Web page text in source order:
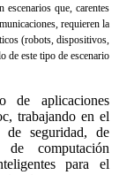
que, carentes
requieren la
(robots, dispositivos,
de este tipo de escenario
de aplicaciones
trabajando en el
de seguridad, de
computación
para el